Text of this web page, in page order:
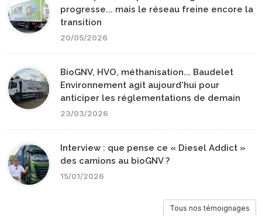
progresse... mais le réseau freine encore la
transition
20/05/2026
BioGNV, HVO, méthanisation... Baudelet
Environnement agit aujourd'hui pour
anticiper les réglementations de demain
23/03/2026
Interview : que pense ce « Diesel Addict »
des camions au bioGNV ?
15/01/2026
Tous nos témoignages